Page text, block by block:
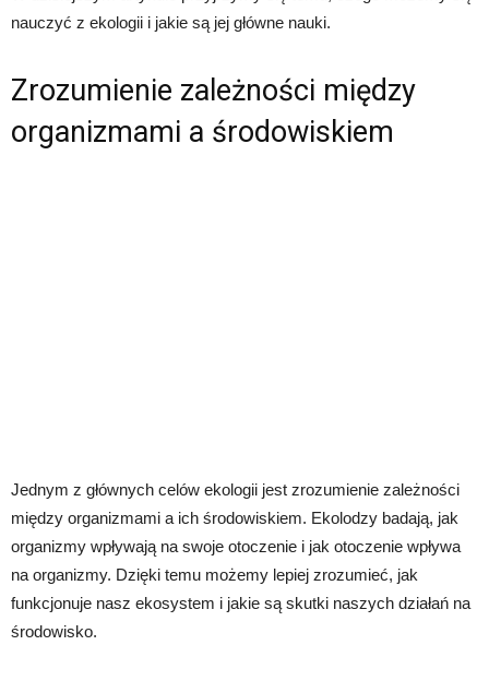
nauczyć z ekologii i jakie są jej główne nauki.
Zrozumienie zależności między
organizmami a środowiskiem
Jednym z głównych celów ekologii jest zrozumienie zależności
między organizmami a ich środowiskiem. Ekolodzy badają, jak
organizmy wpływają na swoje otoczenie i jak otoczenie wpływa
na organizmy. Dzięki temu możemy lepiej zrozumieć, jak
funkcjonuje nasz ekosystem i jakie są skutki naszych działań na
środowisko.